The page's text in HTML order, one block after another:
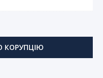
КОРУПЦІЮ